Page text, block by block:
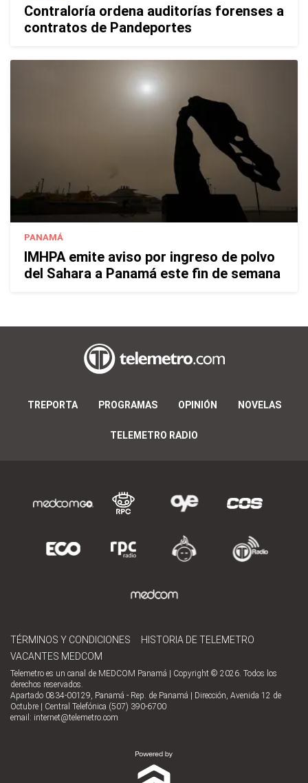
Contraloría ordena auditorías forenses a
contratos de Pandeportes
PANAMÁ
IMHPA emite aviso por ingreso de polvo
del Sahara a Panamá este fin de semana
TREPORTA PROGRAMAS OPINIÓN NOVELAS
TELEMETRO RADIO
TÉRMINOS Y CONDICIONES
HISTORIA DE TELEMETRO
VACANTES MEDCOM
Telemetro es un canal de MEDCOM Panamá | Copyright © 2026. Todos los
derechos reservados.
Apartado 0834-00129, Panamá - Rep. de Panamá | Dirección, Avenida 12 de
Octubre | Central Telefónica (507) 390-6700
email: internet@telemetro.com